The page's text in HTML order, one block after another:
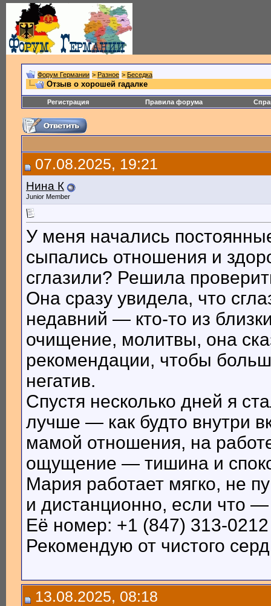
Форум Германии > Разное > Беседка
Отзыв о хорошей гадалке
Регистрация Правила форума
07.08.2025, 19:21
Нина К
Junior Member
У меня начались
сыпались отношения и
сглазили? Решила
Она сразу увидела, что
недавний — кто-то из
очищение, молитвы, она
рекомендации, чтобы
негатив.
Спустя несколько дней я
лучше — как будто внутри
мамой отношения, на
ощущение — тишина и
Мария работает мягко, не
и дистанционно, если что
Её номер: +1 (847) 313-0212
Рекомендую от чистого
13.08.2025, 08:18